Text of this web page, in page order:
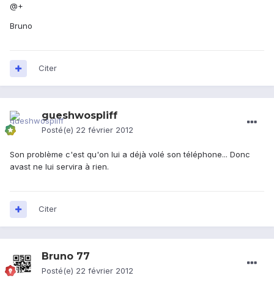
@+
Bruno
Citer
gueshwospliff
Posté(e) 22 février 2012
Son problème c'est qu'on lui a déjà volé son téléphone... Donc
avast ne lui servira à rien.
Citer
Bruno 77
Posté(e) 22 février 2012